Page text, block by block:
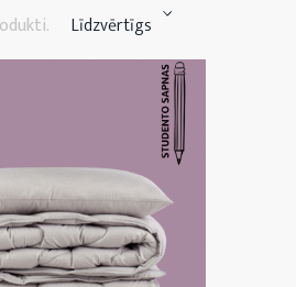
Līdzvērtīgs